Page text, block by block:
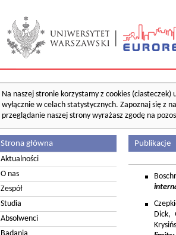
Na naszej stronie korzystamy z cookies
wyłącznie w celach statystycznych. Zapoznaj się z
przeglądanie naszej strony wyrażasz zgodę na
Strona główna
Aktualności
O nas
Zespół
Studia
Absolwenci
Publikacje
Dick,